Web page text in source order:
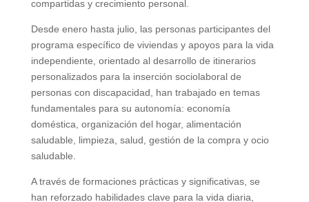
compartidas y crecimiento personal.
Desde enero hasta julio, las personas participantes del
programa específico de viviendas y apoyos para la vida
independiente, orientado al desarrollo de itinerarios
personalizados para la inserción sociolaboral de
personas con discapacidad, han trabajado en temas
fundamentales para su autonomía: economía
doméstica, organización del hogar, alimentación
saludable, limpieza, salud, gestión de la compra y ocio
saludable.
A través de formaciones prácticas y significativas, se
han reforzado habilidades clave para la vida diaria,